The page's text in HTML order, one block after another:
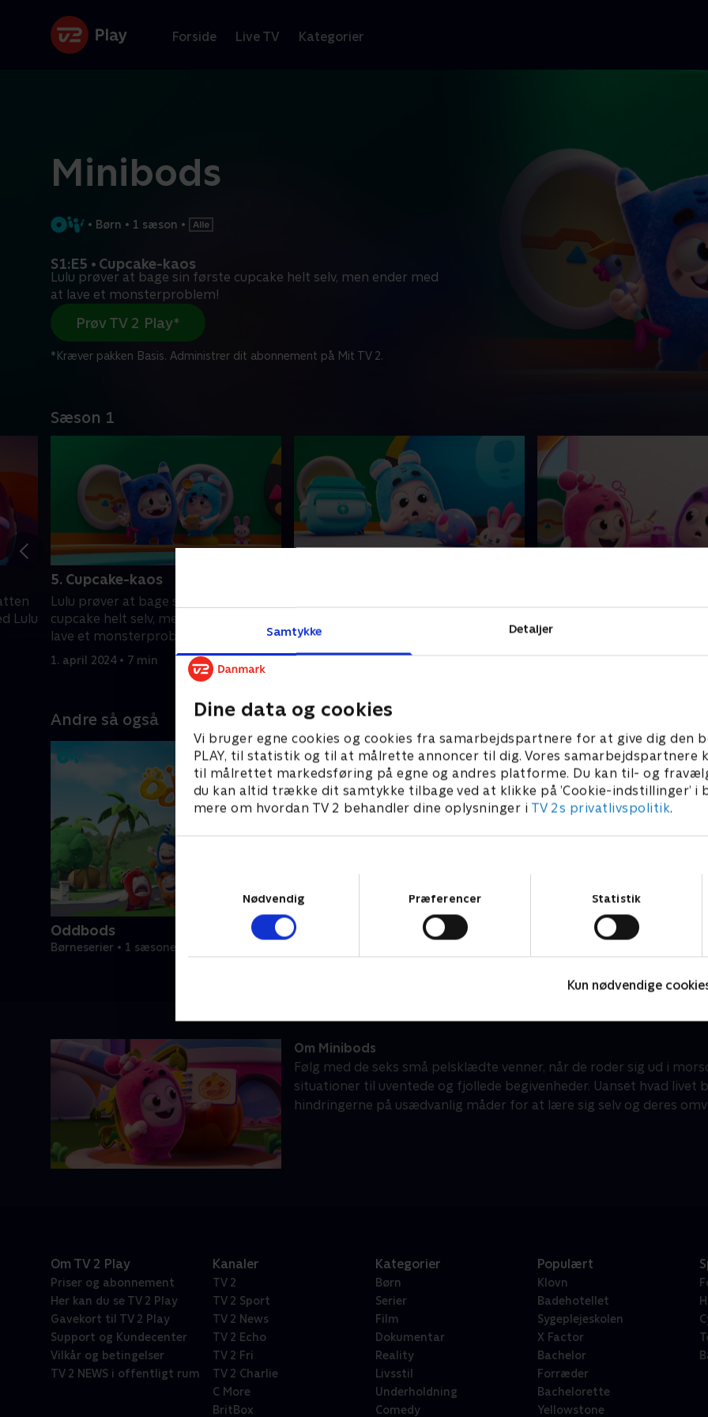
Samtykke Detaljer
Dine data og cookies
Vi bruger egne cookies og cookies fra samarbejdspartnere for at give dig den
PLAY, til statistik og til at målrette annoncer til dig. Vores samarbejdspartnere
til målrettet markedsføring på egne og andres platforme. Du kan til- og
du kan altid trække dit samtykke tilbage ved at klikke på ’Cookie-indstillinger’ i
mere om hvordan TV 2 behandler dine oplysninger i TV 2s privatlivspolitik.
Nødvendig
Præferencer Statistik
Kun nødvendige
Forside Live TV Kategorier
Minibods
• Børn • 1 sæson •
S1:E5 • Cupcake-kaos
Lulu prøver at bage sin første cupcake helt selv, men ender med
at lave et monsterproblem!
Prøv TV 2 Play*
*Kræver pakken Basis. Administrer dit abonnement på Mit TV 2.
Sæson 1
Lulu
5. Cupcake-kaos
Lulu prøver at bage sin første
cupcake helt selv, men ender med at
lave et monsterproblem!
1. april 2024 • 7 min
Lulu beholde den.
1. april 2024 • 7 min
selv beholde det!
Andre så også
Oddbods
Børneserier • 1 sæsoner
Geckos Garage
Om Minibods
Følg med de seks små pelsklædte venner, når de roder sig ud i
situationer til uventede og fjollede begivenheder. Uanset hvad livet
hindringerne på usædvanlig måder for at lære sig selv og deres
Om TV 2 Play
Priser og abonnement
Her kan du se TV 2 Play
Gavekort til TV 2 Play
Support og Kundecenter
Vilkår og betingelser
TV 2 NEWS i offentligt rum
Kanaler
TV 2
TV 2 Sport
TV 2 News
TV 2 Echo
TV 2 Fri
TV 2 Charlie
C More
BritBox
Kategorier
Børn
Serier
Film
Dokumentar
Reality
Livsstil
Underholdning
Comedy
Populært
Klovn
Badehotellet
Sygeplejeskolen
X Factor
Bachelor
Forræder
Bachelorette
Yellowstone